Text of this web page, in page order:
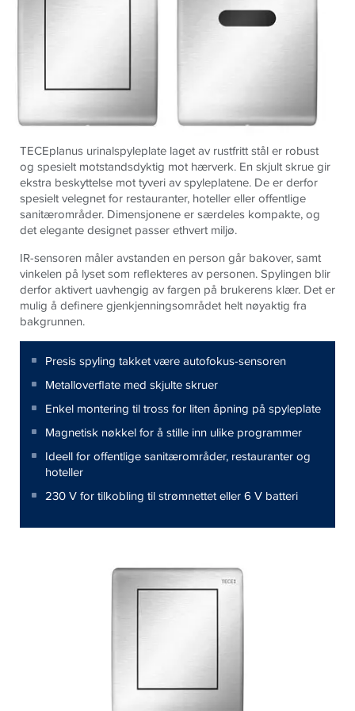
TECEplanus urinalspyleplate laget av rustfritt stål er robust
og spesielt motstandsdyktig mot hærverk. En skjult skrue gir
ekstra beskyttelse mot tyveri av spyleplatene. De er derfor
spesielt velegnet for restauranter, hoteller eller offentlige
sanitærområder. Dimensjonene er særdeles kompakte, og
det elegante designet passer ethvert miljø.
IR-sensoren måler avstanden en person går bakover, samt
vinkelen på lyset som reflekteres av personen. Spylingen blir
derfor aktivert uavhengig av fargen på brukerens klær. Det er
mulig å definere gjenkjenningsområdet helt nøyaktig fra
bakgrunnen.
Presis spyling takket være autofokus-sensoren
Metalloverflate med skjulte skruer
Enkel montering til tross for liten åpning på spyleplate
Magnetisk nøkkel for å stille inn ulike programmer
Ideell for offentlige sanitærområder, restauranter og
hoteller
230 V for tilkobling til strømnettet eller 6 V batteri